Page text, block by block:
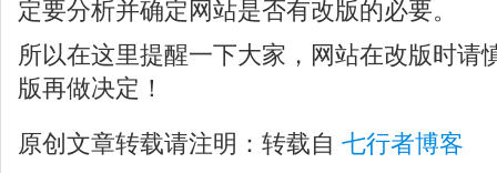
定要分析并确定网站是否有改版的必要。
所以在这里提醒一下大家，网站在改版时请
版再做决定！
原创文章转载请注明：转载自 七行者博客